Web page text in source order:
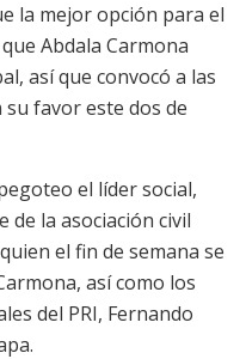
la mejor opción para el
Abdala Carmona
así que convocó a las
favor este dos de
el líder social,
de la asociación civil
el fin de semana se
así como los
del PRI, Fernando